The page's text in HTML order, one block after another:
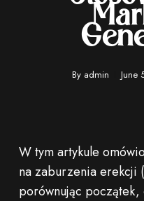
By admin June
W tym artykule
na zaburzenia erekcji
porównując